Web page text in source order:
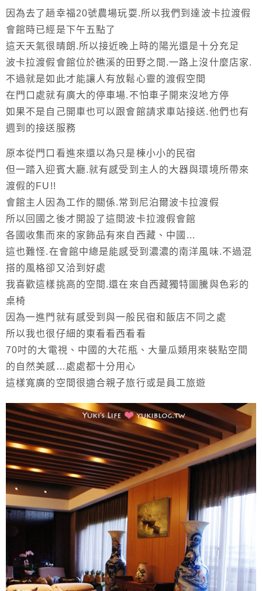
因為去了趟幸福20號農場玩耍.所以我們到達波卡拉渡假
會館時已經是下午五點了
這天天氣很晴朗.所以接近晚上時的陽光還是十分充足
波卡拉渡假會館位於礁溪的田野之間.一路上沒什麼店家.
不過就是如此才能讓人有放鬆心靈的渡假空間
在門口處就有廣大的停車場.不怕車子開來沒地方停
如果不是自己開車也可以跟會館請求車站接送.他們也有
週到的接送服務
原本從門口看進來還以為只是棟小小的民宿
但一踏入迎賓大廳.就有感受到主人的大器與環境所帶來
渡假的FU!!
會館主人因為工作的關係.常到尼泊爾波卡拉渡假
所以回國之後才開設了這間波卡拉渡假會館
各國收集而來的家飾品有來自西藏、中國…
這也難怪.在會館中總是能感受到濃濃的南洋風味.不過混
搭的風格卻又洽到好處
我喜歡這樣挑高的空間.還在來自西藏獨特圖騰與色彩的
桌椅
因為一進門就有感受到與一般民宿和飯店不同之處
所以我也很仔細的東看看西看看
70吋的大電視、中國的大花瓶、大量瓜類用來裝點空間
的自然美感…處處都十分用心
這樣寬廣的空間很適合親子旅行或是員工旅遊